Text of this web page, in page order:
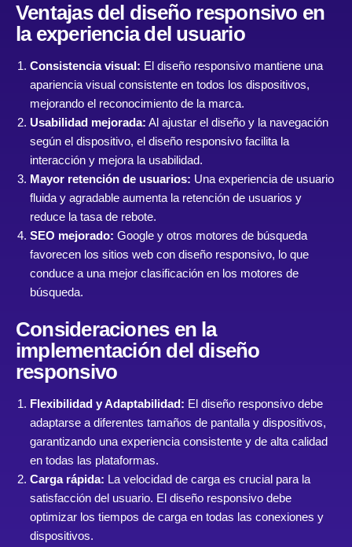
Ventajas del diseño responsivo en
la experiencia del usuario
Consistencia visual: El diseño responsivo mantiene una
apariencia visual consistente en todos los dispositivos,
mejorando el reconocimiento de la marca.
Usabilidad mejorada: Al ajustar el diseño y la navegación
según el dispositivo, el diseño responsivo facilita la
interacción y mejora la usabilidad.
Mayor retención de usuarios: Una experiencia de usuario
fluida y agradable aumenta la retención de usuarios y
reduce la tasa de rebote.
SEO mejorado: Google y otros motores de búsqueda
favorecen los sitios web con diseño responsivo, lo que
conduce a una mejor clasificación en los motores de
búsqueda.
Consideraciones en la
implementación del diseño
responsivo
Flexibilidad y Adaptabilidad: El diseño responsivo debe
adaptarse a diferentes tamaños de pantalla y dispositivos,
garantizando una experiencia consistente y de alta calidad
en todas las plataformas.
Carga rápida: La velocidad de carga es crucial para la
satisfacción del usuario. El diseño responsivo debe
optimizar los tiempos de carga en todas las conexiones y
dispositivos.